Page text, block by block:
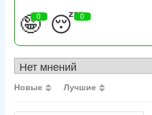
🤪
0 😴
0
Новые Лучшие